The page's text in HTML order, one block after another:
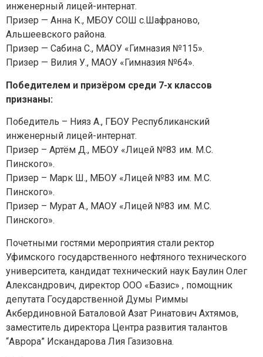
инженерный лицей-интернат.
Призер — Анна К., МБОУ СОШ с.Шафраново,
Альшеевского района.
Призер — Сабина С., МАОУ «Гимназия №115».
Призер — Вилия У., МАОУ «Гимназия №64».
Победителем и призёром среди 7-х классов
признаны:
Победитель – Нияз А., ГБОУ Республиканский
инженерный лицей-интернат.
Призер – Артём Д., МБОУ «Лицей №83 им. М.С.
Пинского».
Призер – Марк Ш., МБОУ «Лицей №83 им. М.С.
Пинского».
Призер – Мурат А., МАОУ «Лицей №83 им. М.С.
Пинского».
Почетными гостями мероприятия стали ректор
Уфимского государственного нефтяного технического
университета, кандидат технический наук Баулин Олег
Александрович, директор ООО «Базис» , помощник
депутата Государственной Думы Риммы
Акбердиновной Баталовой Азат Ринатович Ахтямов,
заместитель директора Центра развития талантов
“Аврора” Искандарова Лия Газизовна.
Задайте нам вопрос
Отправить
*Нажимая кнопку «Отправить», я соглашаюсь наобработку моих
персональных данных